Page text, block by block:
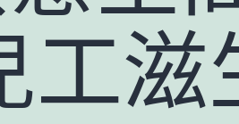
工滋